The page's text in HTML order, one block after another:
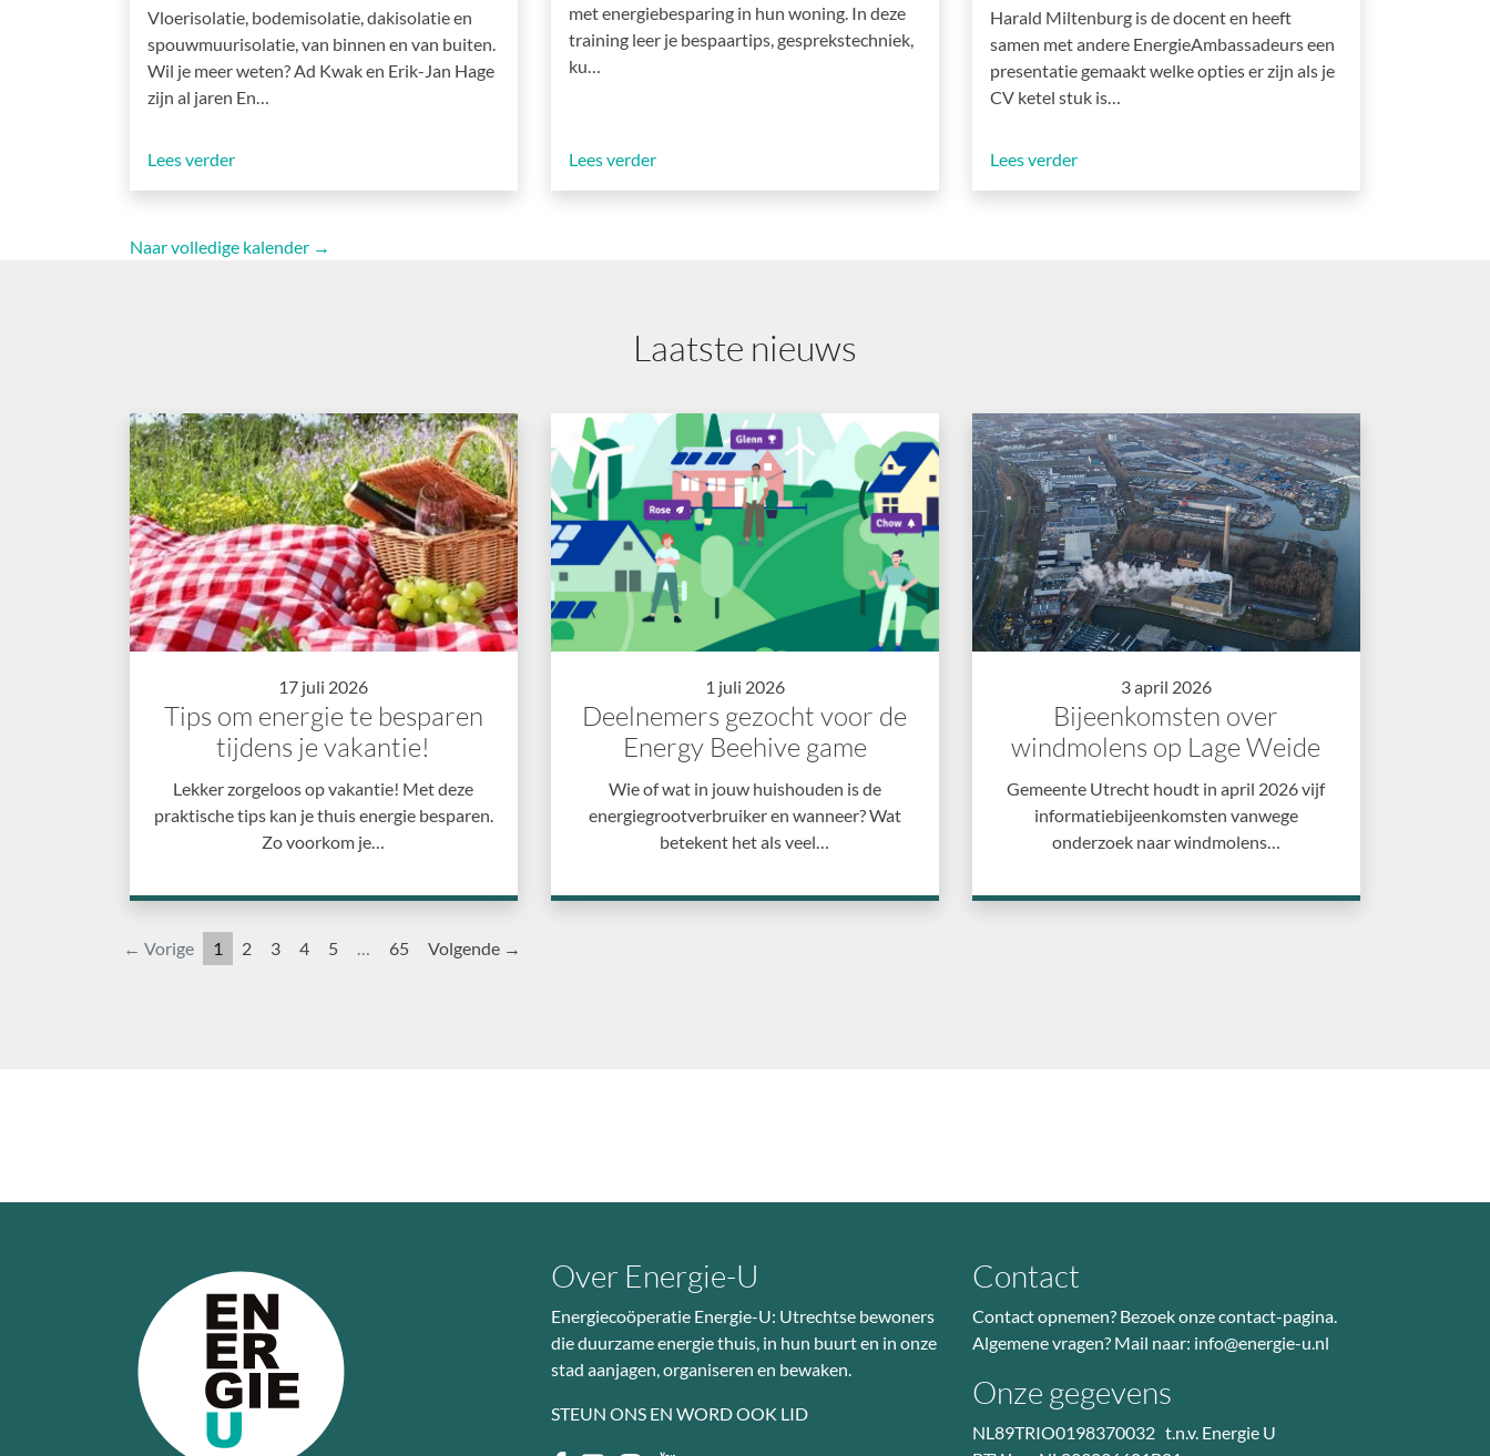
Vloerisolatie, bodemisolatie, dakisolatie en
spouwmuurisolatie, van binnen en van buiten.
Wil je meer weten? Ad Kwak en Erik-Jan Hage
zijn al jaren En…
Lees verder
met energiebesparing in hun woning. In deze
training leer je bespaartips, gesprekstechniek,
ku…
Lees verder
Harald Miltenburg is de docent en heeft
samen met andere EnergieAmbassadeurs een
presentatie gemaakt welke opties er zijn als je
CV ketel stuk is…
Lees verder
Naar volledige kalender →
Laatste nieuws
17 juli 2026
Tips om energie te besparen
tijdens je vakantie!
Lekker zorgeloos op vakantie! Met deze
praktische tips kan je thuis energie besparen.
Zo voorkom je…
1 juli 2026
Deelnemers gezocht voor de
Energy Beehive game
Wie of wat in jouw huishouden is de
energiegrootverbruiker en wanneer? Wat
betekent het als veel…
3 april 2026
Bijeenkomsten over
windmolens op Lage Weide
Gemeente Utrecht houdt in april 2026 vijf
informatiebijeenkomsten vanwege
onderzoek naar windmolens…
← Vorige 1 2 3 4 5 … 65 Volgende →
Over Energie-U
Energiecoöperatie Energie-U: Utrechtse bewoners
die duurzame energie thuis, in hun buurt en in onze
stad aanjagen, organiseren en bewaken.
STEUN ONS EN WORD OOK LID
Contact
Contact opnemen? Bezoekonze contact-pagina.
Algemene vragen? Mail naar: info@energie-u.nl
Onze gegevens
NL89TRIO0198370032 t.n.v. Energie U